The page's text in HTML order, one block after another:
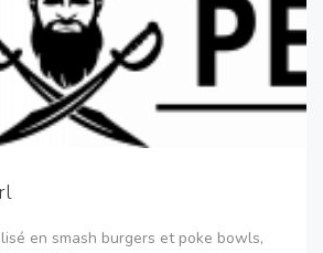
en smash burgers et poke bowls,